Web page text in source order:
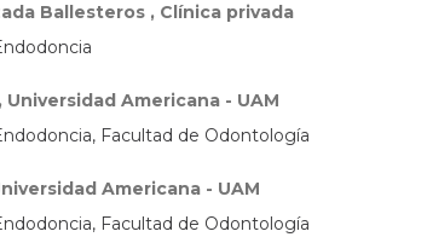
Ballesteros , Clínica privada
Americana - UAM
Facultad de Odontología
Americana - UAM
Facultad de Odontología